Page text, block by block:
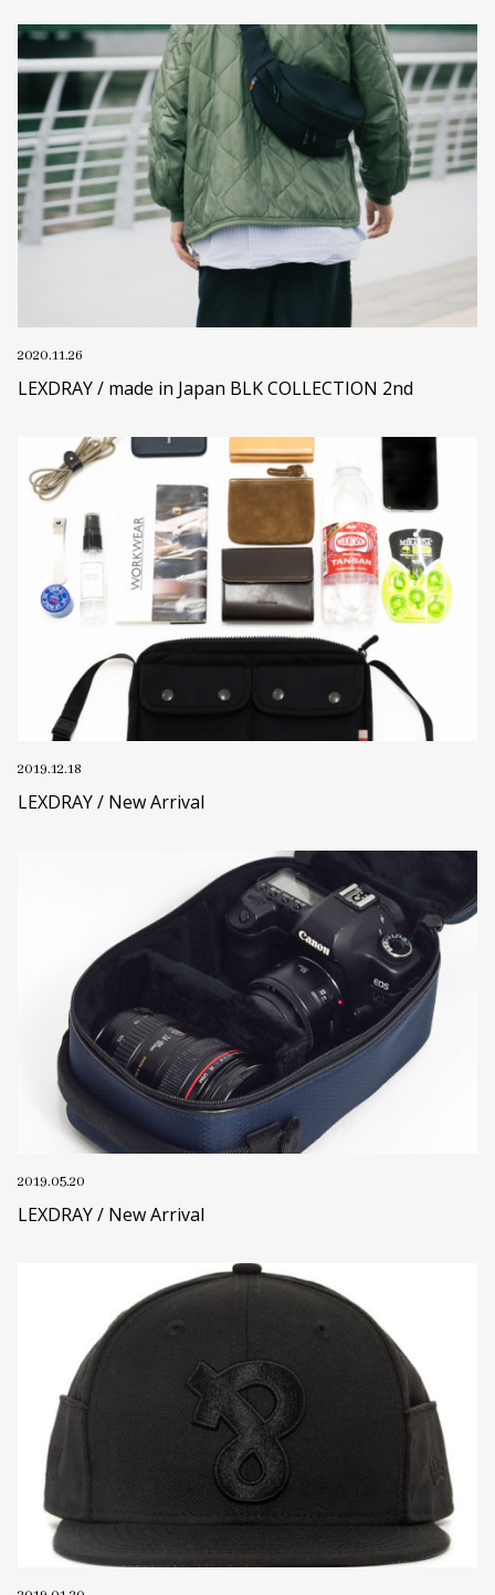
2020.11.26
LEXDRAY / made in Japan BLK COLLECTION 2nd
2019.12.18
LEXDRAY / New Arrival
2019.05.20
LEXDRAY / New Arrival